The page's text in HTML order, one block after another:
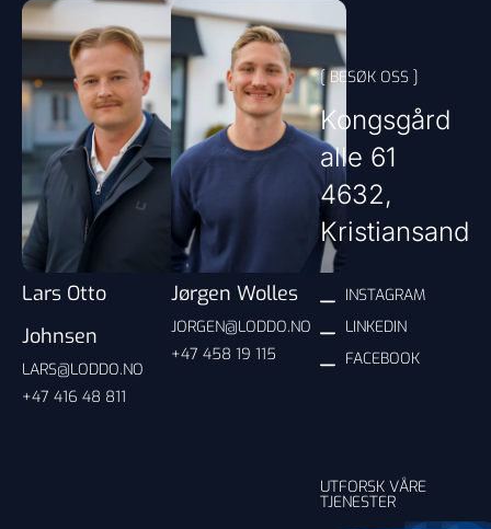
Lars Otto
Johnsen
LARS@LODDO.NO
+47 416 48 811
Jørgen Wolles
JORGEN@LODDO.NO
+47 458 19 115
[ BESØK OSS ]
Kongsgård
alle 61
4632,
Kristiansand
INSTAGRAM
LINKEDIN
FACEBOOK
UTFORSK VÅRE
TJENESTER